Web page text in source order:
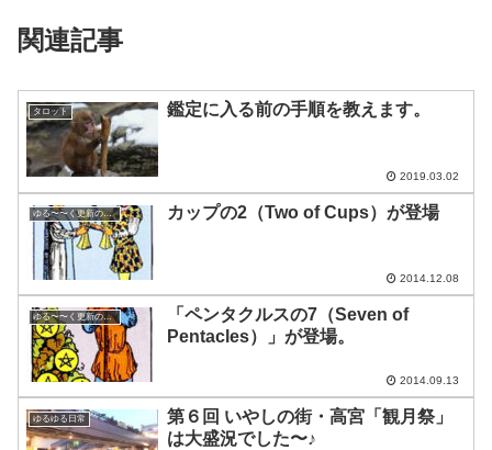
関連記事
タロット 鑑定に入る前の手順を教えます。
2019.03.02
ゆる〜〜く更新の日めくり カップの2（Two of Cups）が登場
2014.12.08
ゆる〜〜く更新の日めくり
「ペンタクルスの7（Seven of
Pentacles）」が登場。
2014.09.13
ゆるゆる日常
第６回 いやしの街・高宮「観月祭」
は大盛況でした〜♪